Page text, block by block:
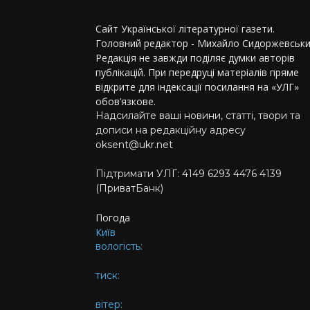
Сайт Української літературної газети.
Головний редактор - Михайло
Редакція не завжди поділяє думки авторів
публікацій. При передруці матеріалів пряме
відкрите для індексації посилання на «УЛГ»
обов’язкове.
Надсилайте ваші новини, статті, твори та
дописи на редакційну адресу
oksent@ukr.net
Підтримати УЛГ: 4149 6293 4476 4139
(ПриватБанк)
Погода
Київ
вологість:
тиск:
вітер: